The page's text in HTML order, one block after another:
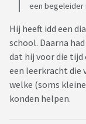
een begeleider
Hij heeft idd een
school. Daarna
dat hij voor die tijd
een leerkracht die
welke (soms
konden helpen.